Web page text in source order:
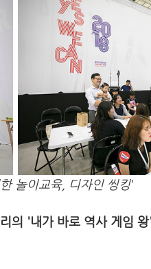
놀이교육, 디자인 씽킹'
의 '내가 바로 역사 게임